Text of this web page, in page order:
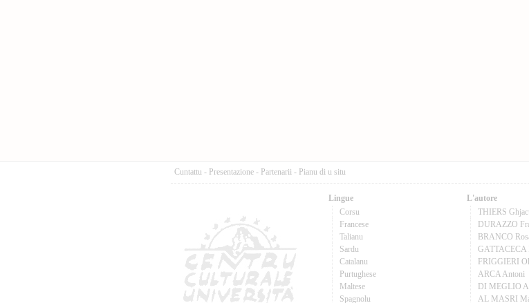
Cuntattu - Presentazione - Partenarii - Pianu di u situ
Lingue
Corsu
Francese
Talianu
Sardu
Catalanu
Purtughese
Maltese
Spagnolu
L'autore
THIERS
DURAZZO
BRANCO
GATTACECA
FRIGGIERI
ARCA Antoni
DI MEGLIO
AL MASRI